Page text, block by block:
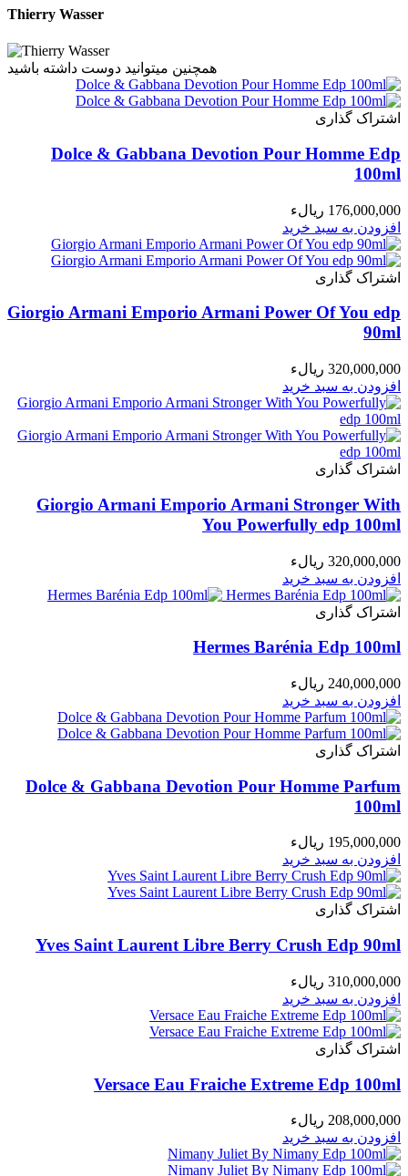
Thierry Wasser
همچنین میتوانید دوست داشته باشید
اشتراک گذاری
Dolce & Gabbana Devotion Pour Homme Edp
100ml
176,000,000 ریالء
افزودن به سبد خرید
اشتراک گذاری
Giorgio Armani Emporio Armani Power Of You edp
90ml
320,000,000 ریالء
افزودن به سبد خرید
اشتراک گذاری
Giorgio Armani Emporio Armani Stronger With
You Powerfully edp 100ml
320,000,000 ریالء
افزودن به سبد خرید
اشتراک گذاری
Hermes Barénia Edp 100ml
240,000,000 ریالء
افزودن به سبد خرید
اشتراک گذاری
Dolce & Gabbana Devotion Pour Homme Parfum
100ml
195,000,000 ریالء
افزودن به سبد خرید
اشتراک گذاری
Yves Saint Laurent Libre Berry Crush Edp 90ml
310,000,000 ریالء
افزودن به سبد خرید
اشتراک گذاری
Versace Eau Fraiche Extreme Edp 100ml
208,000,000 ریالء
افزودن به سبد خرید